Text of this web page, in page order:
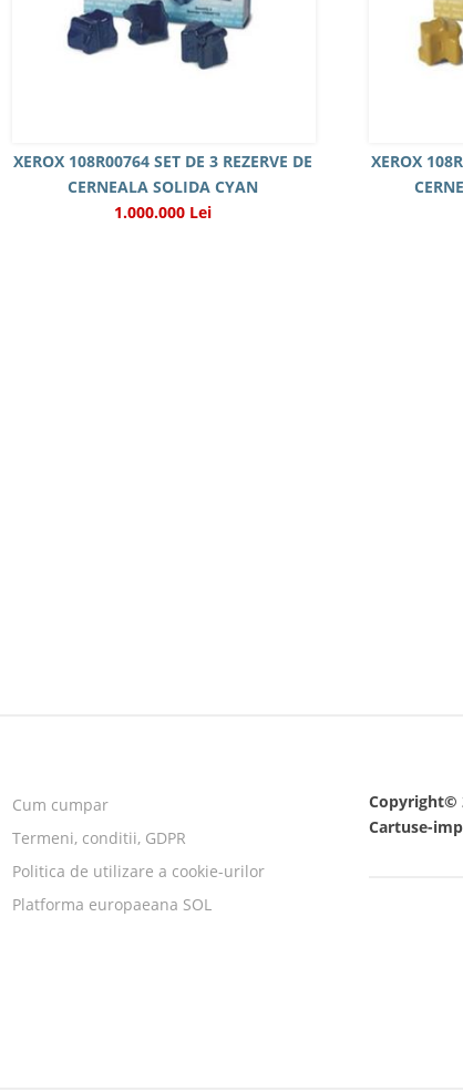
XEROX 108R00764 SET DE 3 REZERVE DE
CERNEALA SOLIDA CYAN
1.000.000 Lei
XEROX
Cum cumpar
Termeni, conditii, GDPR
Politica de utilizare a cookie-urilor
Platforma europaeana SOL
Copyright©
Cartuse-